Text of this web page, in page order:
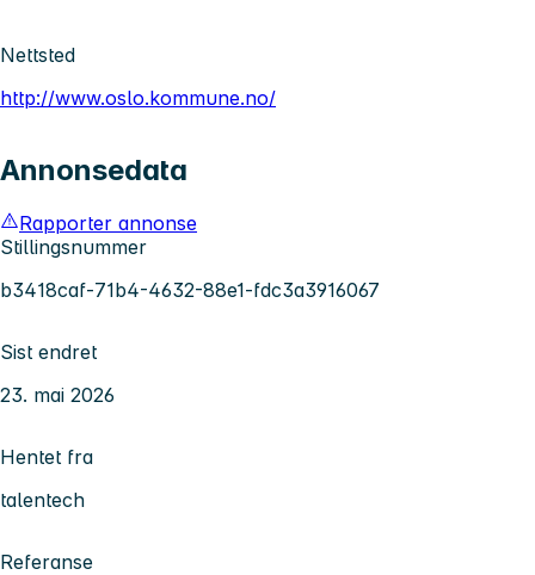
Nettsted
http://www.oslo.kommune.no/
Annonsedata
Rapporter annonse
Stillingsnummer
b3418caf-71b4-4632-88e1-fdc3a3916067
Sist endret
23. mai 2026
Hentet fra
talentech
Referanse